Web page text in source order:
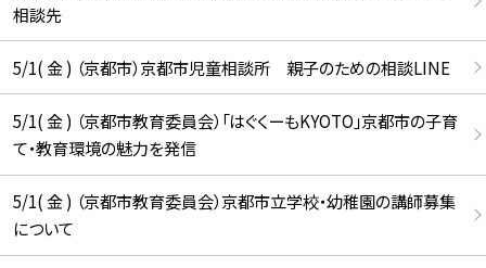
相談先
5/1( 金 ) （京都市）京都市児童相談所 親子のための相談LINE
5/1( 金 ) （京都市教育委員会）「はぐくーもKYOTO」京都市の子育
て・教育環境の魅力を発信
5/1( 金 ) （京都市教育委員会）京都市立学校・幼稚園の講師募集
について